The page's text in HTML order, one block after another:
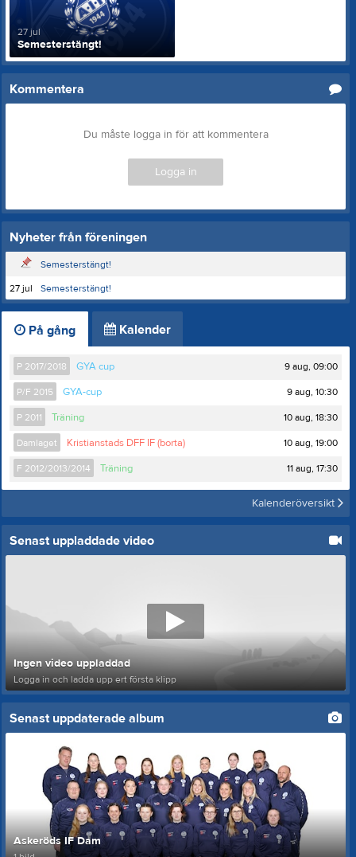
27 jul
Semesterstängt!
Kommentera
Du måste logga in för att kommentera
Logga in
Nyheter från föreningen
Semesterstängt!
27 jul
Semesterstängt!
På gång Kalender
P 2017/2018 GYA cup 9 aug, 09:00
P/F 2015 GYA-cup 9 aug, 10:30
P 2011 Träning 10 aug, 18:30
Damlaget Kristianstads DFF IF (borta) 10 aug, 19:00
F 2012/2013/2014 Träning 11 aug, 17:30
Kalenderöversikt
Senast uppladdade video
Ingen video uppladdad
Logga in och ladda upp ert första klipp
Senast uppdaterade album
Askeröds IF Dam